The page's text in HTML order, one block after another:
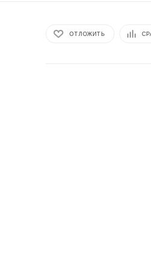
ОТЛОЖИТЬ